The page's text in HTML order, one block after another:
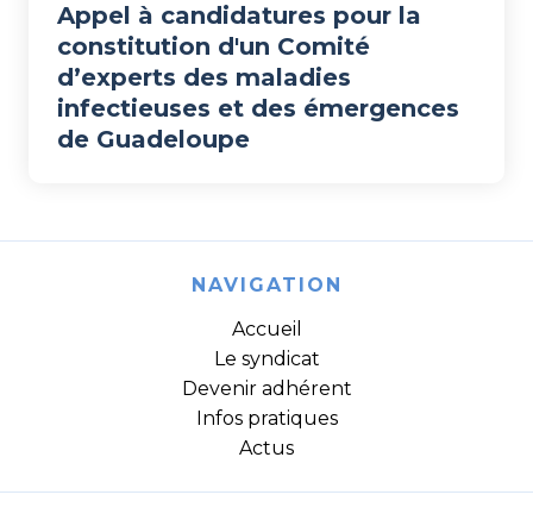
Appel à candidatures pour la
constitution d'un Comité
d’experts des maladies
infectieuses et des émergences
de Guadeloupe
NAVIGATION
Accueil
Le syndicat
Devenir adhérent
Infos pratiques
Actus